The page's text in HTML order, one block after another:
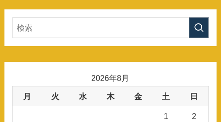
2026年8月
月 火 水 木 金 土 日
1 2